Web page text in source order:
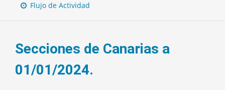
Flujo de Actividad
Secciones de Canarias a
01/01/2024.